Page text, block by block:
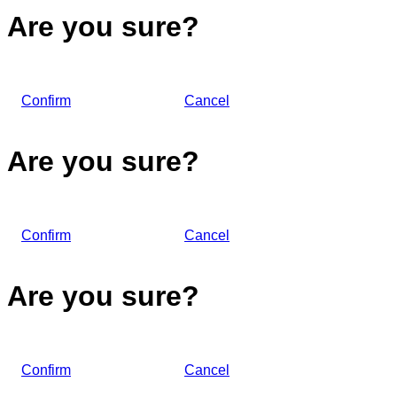
Are you sure?
Confirm Cancel
Are you sure?
Confirm Cancel
Are you sure?
Confirm Cancel